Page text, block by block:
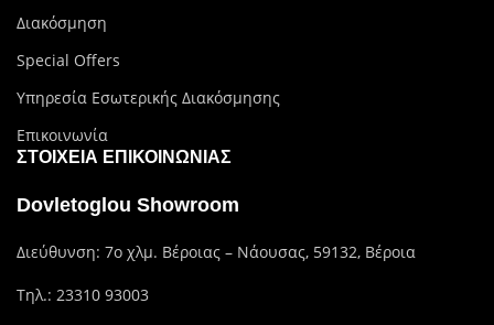
Διακόσμηση
Special Offers
Υπηρεσία Εσωτερικής Διακόσμησης
Επικοινωνία
ΣΤΟΙΧΕΊΑ ΕΠΙΚΟΙΝΩΝΊΑΣ
Dovletoglou Showroom
Διεύθυνση: 7ο χλμ. Βέροιας – Νάουσας, 59132, Βέροια
Τηλ.: 23310 93003